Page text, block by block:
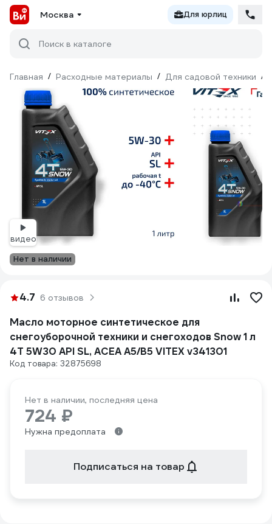
Москва Для юрлиц
Поиск в каталоге
Главная / Расходные материалы / Для садовой техники /
видео
Нет в наличии
4.7 6 отзывов
Масло моторное синтетическое для
снегоуборочной техники и снегоходов Snow 1 л
4T 5W30 API SL, ACEA A5/B5 VITEX v341301
Код товара: 32875698
Нет в наличии, последняя цена
724 ₽
Нужна предоплата
Подписаться на товар